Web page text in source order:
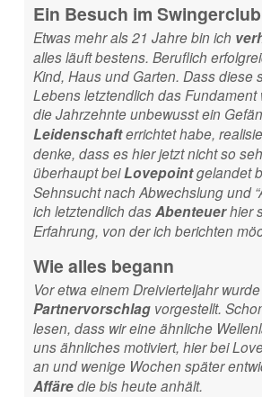
Ein Besuch im Swingerclub
Etwas mehr als 21 Jahre bin ich
alles läuft bestens. Beruflich
Kind, Haus und Garten. Dass diese
Lebens letztendlich das
die Jahrzehnte unbewusst ein
Leidenschafterrichtet habe,
denke, dass es hier jetzt nicht so
überhaupt beiLovepointgelandet
Sehnsucht nach Abwechslung und
ich letztendlich dasAbenteuerhier
Erfahrung, von der ich berichten
Wie alles begann
Vor etwa einem Dreivierteljahr
Partnervorschlagvorgestellt.
lesen, dass wir eine ähnliche
uns ähnliches motiviert, hier bei
an und wenige Wochen später
Affäredie bis heute anhält.